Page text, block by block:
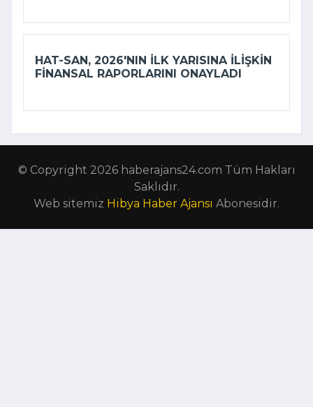
HAT-SAN, 2026'NIN ILK YARISINA ILIŞKIN
FINANSAL RAPORLARINI ONAYLADI
© Copyright 2026 haberajans24.com Tüm Hakları
Saklıdır.
Web sitemiz Hibya Haber Ajansı Abonesidir.